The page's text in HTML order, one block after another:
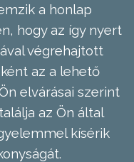
a honlap
hogy az így nyert
végrehajtott
az a lehető
elvárásai szerint
az Ön által
kísérik